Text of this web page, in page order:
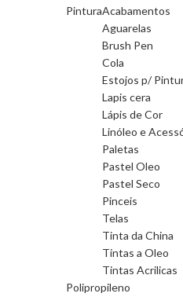
PinturaAcabamentos
Aguarelas
Brush Pen
Cola
Estojos p/
Lapis cera
Lápis de Cor
Linóleo e
Paletas
Pastel Oleo
Pastel Seco
Pinceis
Telas
Tinta da China
Tintas a Oleo
Tintas Acrilicas
Polipropileno